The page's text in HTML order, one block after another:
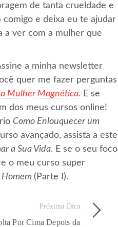
de tanta crueldade e
comigo e deixa eu te ajudar
a ver com a mulher que
a minha newsletter
quer me fazer perguntas
Mulher Magnética. E se
dos meus cursos online!
Como Enlouquecer um
avançado, assista a este
a Sua Vida. E se o seu foco
o meu curso super
(Parte I).
Próxima Dica
Por Cima Depois da